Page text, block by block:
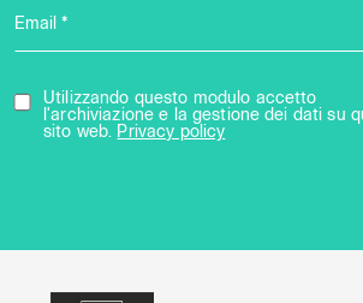
Email *
Utilizzando questo modulo accetto
l'archiviazione e la gestione dei dati su
sito web. Privacy policy